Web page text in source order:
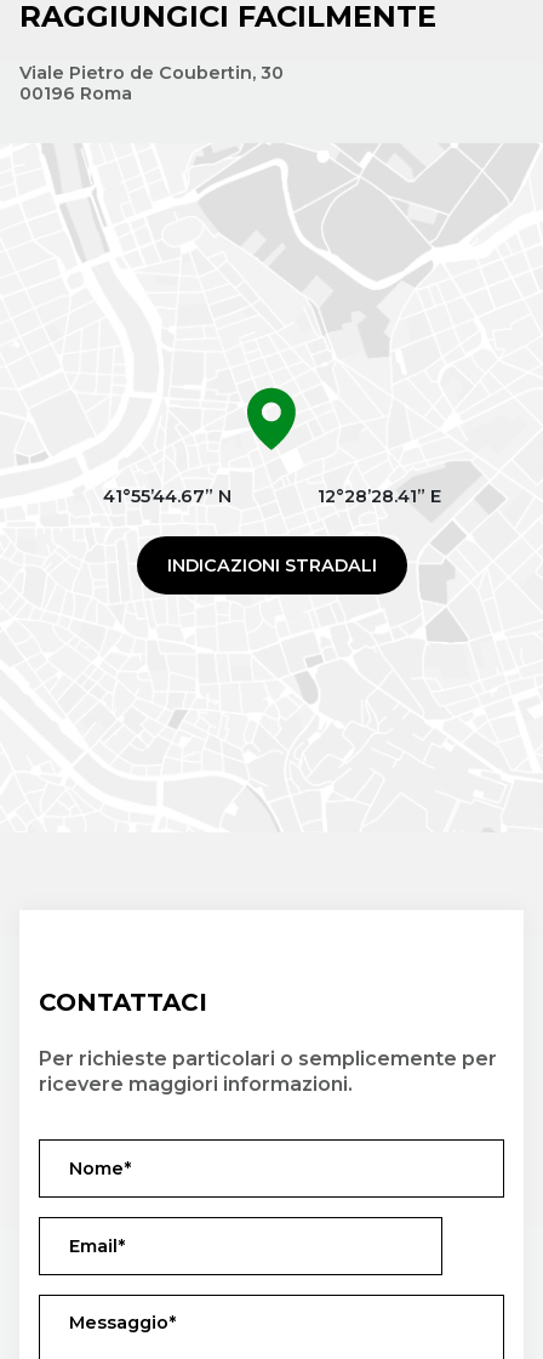
RAGGIUNGICI FACILMENTE
Viale Pietro de Coubertin, 30
00196 Roma
41°55’44.67” N 12°28’28.41” E
INDICAZIONI STRADALI
CONTATTACI
Per richieste particolari o semplicemente per
ricevere maggiori informazioni.